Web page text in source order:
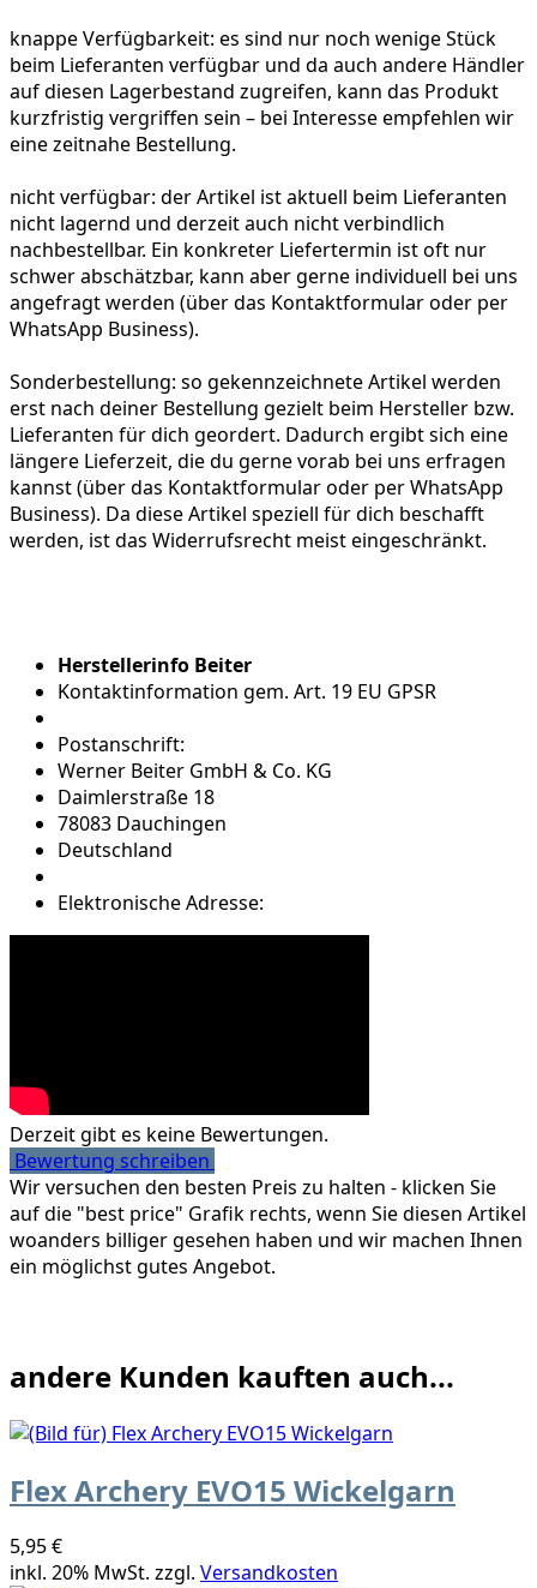
knappe Verfügbarkeit: es sind nur noch wenige Stück
beim Lieferanten verfügbar und da auch andere Händler
auf diesen Lagerbestand zugreifen, kann das Produkt
kurzfristig vergriffen sein – bei Interesse empfehlen wir
eine zeitnahe Bestellung.
nicht verfügbar: der Artikel ist aktuell beim Lieferanten
nicht lagernd und derzeit auch nicht verbindlich
nachbestellbar. Ein konkreter Liefertermin ist oft nur
schwer abschätzbar, kann aber gerne individuell bei uns
angefragt werden (über das Kontaktformular oder per
WhatsApp Business).
Sonderbestellung: so gekennzeichnete Artikel werden
erst nach deiner Bestellung gezielt beim Hersteller bzw.
Lieferanten für dich geordert. Dadurch ergibt sich eine
längere Lieferzeit, die du gerne vorab bei uns erfragen
kannst (über das Kontaktformular oder per WhatsApp
Business). Da diese Artikel speziell für dich beschafft
werden, ist das Widerrufsrecht meist eingeschränkt.
Herstellerinfo Beiter
Kontaktinformation gem. Art. 19 EU GPSR
Postanschrift:
Werner Beiter GmbH & Co. KG
Daimlerstraße 18
78083 Dauchingen
Deutschland
Elektronische Adresse:
Derzeit gibt es keine Bewertungen.
Bewertung schreiben
Wir versuchen den besten Preis zu halten - klicken Sie
auf die "best price" Grafik rechts, wenn Sie diesen Artikel
woanders billiger gesehen haben und wir machen Ihnen
ein möglichst gutes Angebot.
andere Kunden kauften auch...
Flex Archery EVO15 Wickelgarn
5,95 €
inkl. 20% MwSt. zzgl. Versandkosten